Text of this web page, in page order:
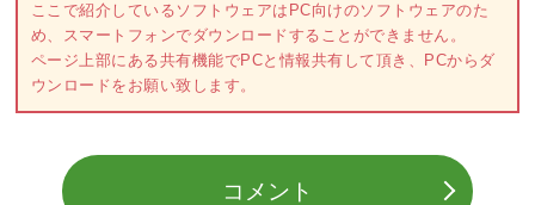
ここで紹介しているソフトウェアはPC向けのソフトウェアのた
め、スマートフォンでダウンロードすることができません。
ページ上部にある共有機能でPCと情報共有して頂き、PCからダ
ウンロードをお願い致します。
コメント